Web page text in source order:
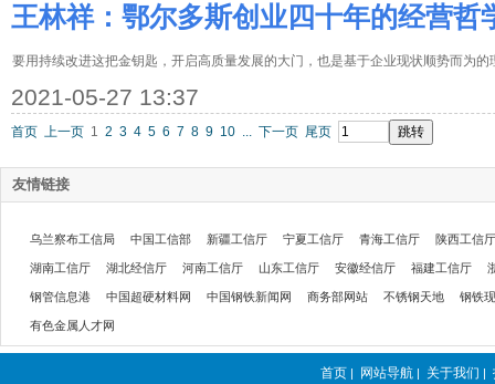
王林祥：鄂尔多斯创业四十年的经营哲
要用持续改进这把金钥匙，开启高质量发展的大门，也是基于企业现状顺势而为的
2021-05-27 13:37
首页 上一页 1 2 3 4 5 6 7 8 9 10 ... 下一页 尾页
友情链接
乌兰察布工信局 中国工信部 新疆工信厅 宁夏工信厅 青海工信厅 陕西工信厅
湖南工信厅 湖北经信厅 河南工信厅 山东工信厅 安徽经信厅 福建工信厅
钢管信息港 中国超硬材料网 中国钢铁新闻网 商务部网站 不锈钢天地 钢铁
有色金属人才网
首页 | 网站导航 | 关于我们 |